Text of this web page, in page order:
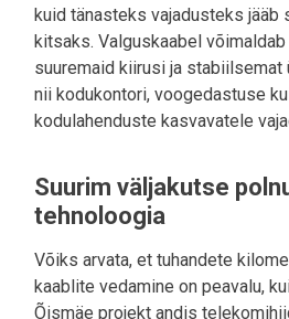
kuid tänasteks vajadusteks jääb
kitsaks. Valguskaabel
suuremaid kiirusi ja stabiilsemat
nii kodukontori, voogedastuse
kodulahenduste kasvavatele
Suurim väljakutse
tehnoloogia
Võiks arvata, et tuhandete
kaablite vedamine on peavalu,
Õismäe projekt andis